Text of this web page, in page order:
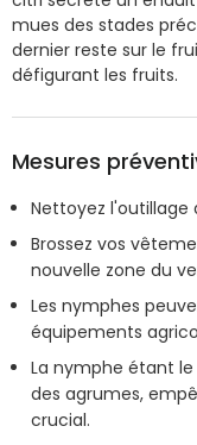
mues des stades
dernier reste sur le
défigurant les fruits.
Mesures
Nettoyez l'outillage
Brossez vos
nouvelle zone du
Les nymphes
équipements
La nymphe étant
des agrumes,
crucial.